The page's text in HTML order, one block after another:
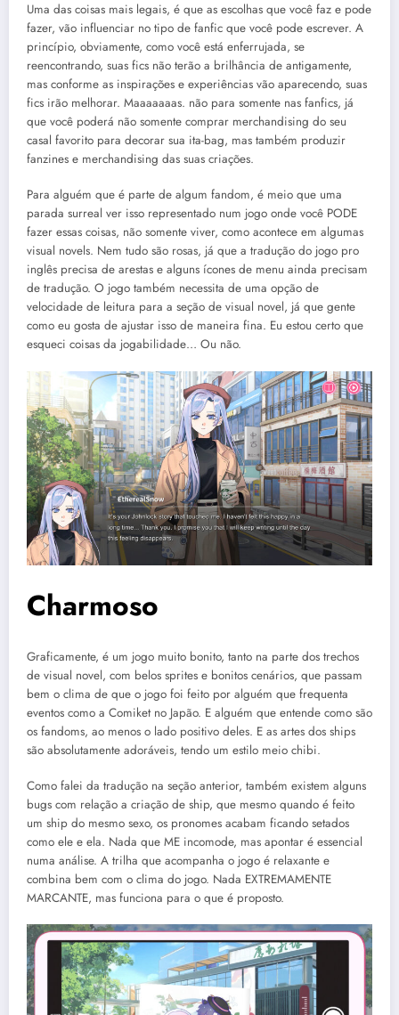
Uma das coisas mais legais, é que as escolhas que você faz e pode
fazer, vão influenciar no tipo de fanfic que você pode escrever. A
princípio, obviamente, como você está enferrujada, se
reencontrando, suas fics não terão a brilhância de antigamente,
mas conforme as inspirações e experiências vão aparecendo, suas
fics irão melhorar. Maaaaaaas. não para somente nas fanfics, já
que você poderá não somente comprar merchandising do seu
casal favorito para decorar sua ita-bag, mas também produzir
fanzines e merchandising das suas criações.
Para alguém que é parte de algum fandom, é meio que uma
parada surreal ver isso representado num jogo onde você PODE
fazer essas coisas, não somente viver, como acontece em algumas
visual novels. Nem tudo são rosas, já que a tradução do jogo pro
inglês precisa de arestas e alguns ícones de menu ainda precisam
de tradução. O jogo também necessita de uma opção de
velocidade de leitura para a seção de visual novel, já que gente
como eu gosta de ajustar isso de maneira fina. Eu estou certo que
esqueci coisas da jogabilidade… Ou não.
Charmoso
Graficamente, é um jogo muito bonito, tanto na parte dos trechos
de visual novel, com belos sprites e bonitos cenários, que passam
bem o clima de que o jogo foi feito por alguém que frequenta
eventos como a Comiket no Japão. E alguém que entende como são
os fandoms, ao menos o lado positivo deles. E as artes dos ships
são absolutamente adoráveis, tendo um estilo meio chibi.
Como falei da tradução na seção anterior, também existem alguns
bugs com relação a criação de ship, que mesmo quando é feito
um ship do mesmo sexo, os pronomes acabam ficando setados
como ele e ela. Nada que ME incomode, mas apontar é essencial
numa análise. A trilha que acompanha o jogo é relaxante e
combina bem com o clima do jogo. Nada EXTREMAMENTE
MARCANTE, mas funciona para o que é proposto.